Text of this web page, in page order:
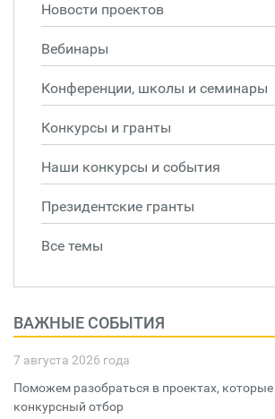
Новости проектов
Вебинары
Конференции, школы и семинары
Конкурсы и гранты
Наши конкурсы и события
Президентские гранты
Все темы
ВАЖНЫЕ СОБЫТИЯ
7 августа 2026 года
Поможем разобраться в проектах,
конкурсный отбор